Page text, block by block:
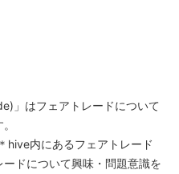
」はフェアトレードについて
hive内にあるフェアトレード
ドについて興味・問題意識を